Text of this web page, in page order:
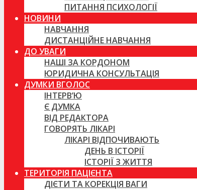
ПИТАННЯ ПСИХОЛОГІЇ
НОВИНИ
НАВЧАННЯ
ДИСТАНЦІЙНЕ НАВЧАННЯ
ДО УВАГИ
НАШІ ЗА КОРДОНОМ
ЮРИДИЧНА КОНСУЛЬТАЦІЯ
ДУМКИ ВГОЛОС
ІНТЕРВ’Ю
Є ДУМКА
ВІД РЕДАКТОРА
ГОВОРЯТЬ ЛІКАРІ
ЛІКАРІ ВІДПОЧИВАЮТЬ
ДЕНЬ В ІСТОРІЇ
ІСТОРІЇ З ЖИТТЯ
ТЕРИТОРІЯ ПАЦІЄНТА
ДІЄТИ ТА КОРЕКЦІЯ ВАГИ